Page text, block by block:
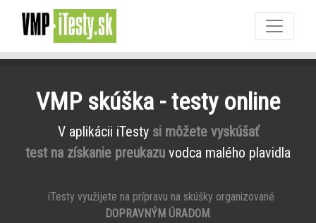
VMP skúška - testy online
V aplikácii iTesty si môžete vyskúšať
test na získanie preukazu vodca malého plavidla
iTesty využijete na prípravu na skúšky organizované
DOPRAVNÝM ÚRADOM.